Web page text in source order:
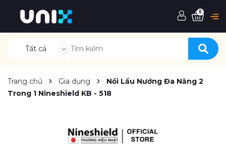
Tất cả
0
Trang chủ Gia dụng
Nồi Lẩu Nướng Đa Năng 2
Trong 1 Nineshield KB - 518